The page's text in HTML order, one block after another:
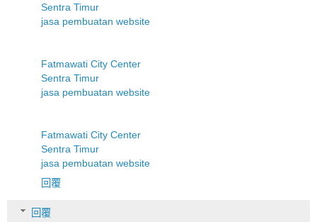
Sentra Timur
jasa pembuatan website
Fatmawati City Center
Sentra Timur
jasa pembuatan website
Fatmawati City Center
Sentra Timur
jasa pembuatan website
回覆
回覆